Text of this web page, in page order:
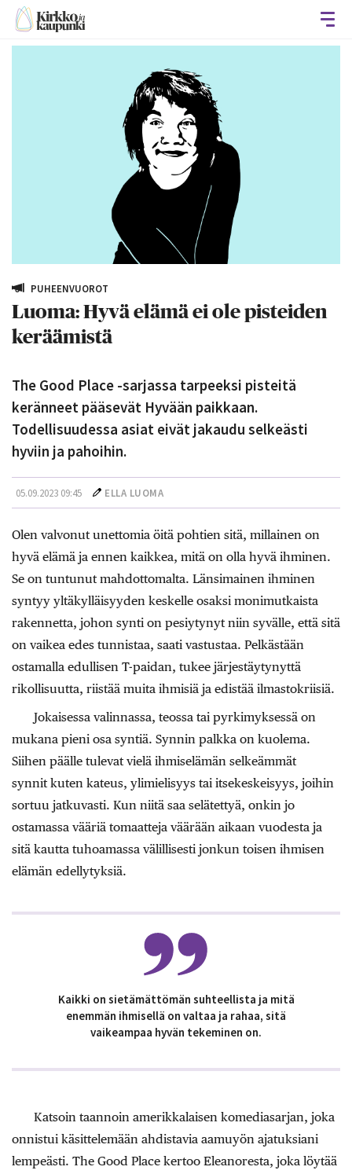
PUHEENVUOROT
Luoma: Hyvä elämä ei ole pisteiden
keräämistä
The Good Place -sarjassa tarpeeksi pisteitä
keränneet pääsevät Hyvään paikkaan.
Todellisuudessa asiat eivät jakaudu selkeästi
hyviin ja pahoihin.
05.09.2023 09:45 ELLA LUOMA
Olen valvonut unettomia öitä pohtien sitä, millainen on
hyvä elämä ja ennen kaikkea, mitä on olla hyvä ihminen.
Se on tuntunut mahdottomalta. Länsimainen ihminen
syntyy yltäkylläisyyden keskelle osaksi monimutkaista
rakennetta, johon synti on pesiytynyt niin syvälle, että sitä
on vaikea edes tunnistaa, saati vastustaa. Pelkästään
ostamalla edullisen T-paidan, tukee järjestäytynyttä
rikollisuutta, riistää muita ihmisiä ja edistää ilmastokriisiä.
Jokaisessa valinnassa, teossa tai pyrkimyksessä on
mukana pieni osa syntiä. Synnin palkka on kuolema.
Siihen päälle tulevat vielä ihmiselämän selkeämmät
synnit kuten kateus, ylimielisyys tai itsekeskeisyys, joihin
sortuu jatkuvasti. Kun niitä saa selätettyä, onkin jo
ostamassa vääriä tomaatteja väärään aikaan vuodesta ja
sitä kautta tuhoamassa välillisesti jonkun toisen ihmisen
elämän edellytyksiä.
Kaikki on sietämättömän suhteellista ja mitä
enemmän ihmisellä on valtaa ja rahaa, sitä
vaikeampaa hyvän tekeminen on.
Katsoin taannoin amerikkalaisen komediasarjan, joka
onnistui käsittelemään ahdistavia aamuyön ajatuksiani
lempeästi. The Good Place kertoo Eleanoresta, joka löytää